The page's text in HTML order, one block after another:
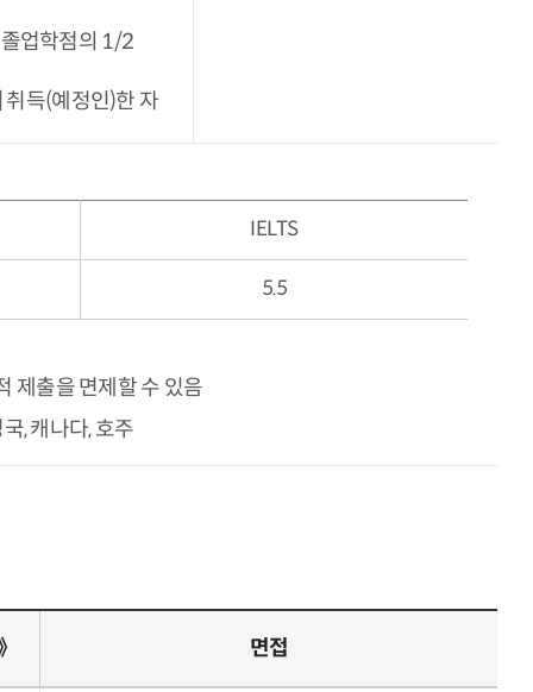
업학점의 1/2
득(예정인)한 자
IELTS
5.5
제출을 면제할 수 있음
, 캐나다, 호주
면접